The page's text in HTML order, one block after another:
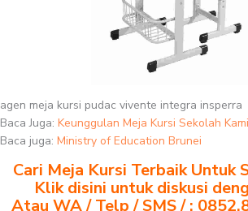
agen meja kursi pudac vivente integra insperra
Baca Juga: Keunggulan Meja Kursi Sekolah Kami
Baca juga: Ministry of Education Brunei
Cari Meja Kursi Terbaik Untuk
Klik disini untuk diskusi
Atau WA / Telp / SMS / :